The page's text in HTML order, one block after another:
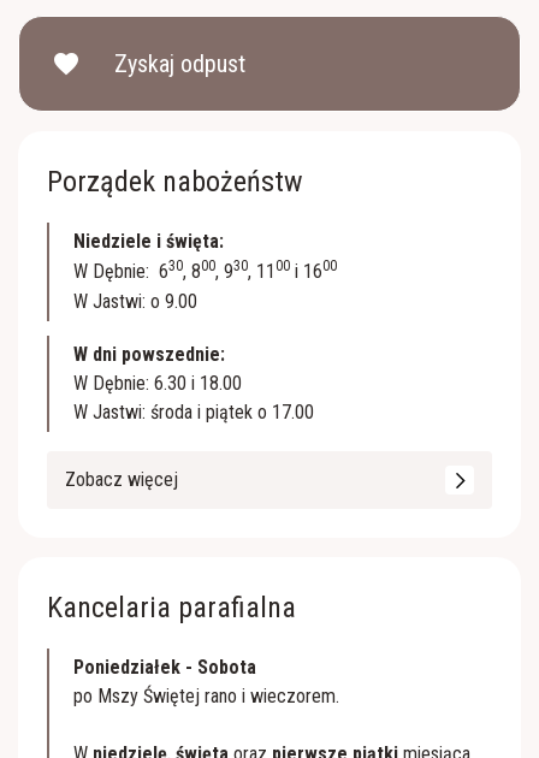
favorite Zyskaj odpust
Porządek nabożeństw
Niedziele i święta:
W Dębnie: 630, 800, 930, 1100 i 1600
W Jastwi: o 9.00
W dni powszednie:
W Dębnie: 6.30 i 18.00
W Jastwi: środa i piątek o 17.00
Zobacz więcej
Kancelaria parafialna
Poniedziałek - Sobota
po Mszy Świętej rano i wieczorem.